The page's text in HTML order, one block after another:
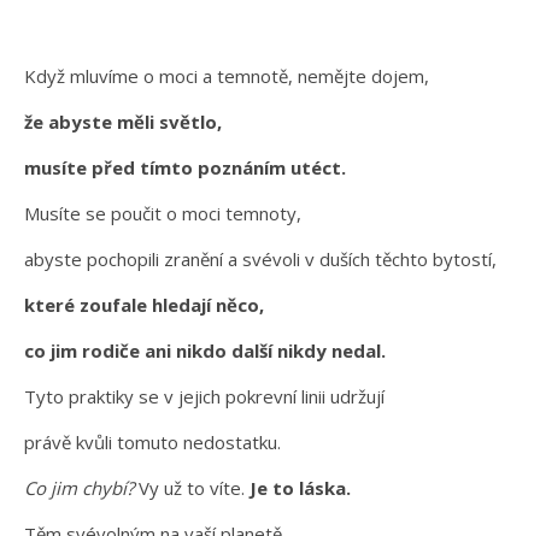
Když mluvíme o moci a temnotě, nemějte dojem,
že abyste měli světlo,
musíte před tímto poznáním utéct.
Musíte se poučit o moci temnoty,
abyste pochopili zranění a svévoli v duších těchto bytostí,
které zoufale hledají něco,
co jim rodiče ani nikdo další nikdy nedal.
Tyto praktiky se v jejich pokrevní linii udržují
právě kvůli tomuto nedostatku.
Co jim chybí?Vy už to víte. Je to láska.